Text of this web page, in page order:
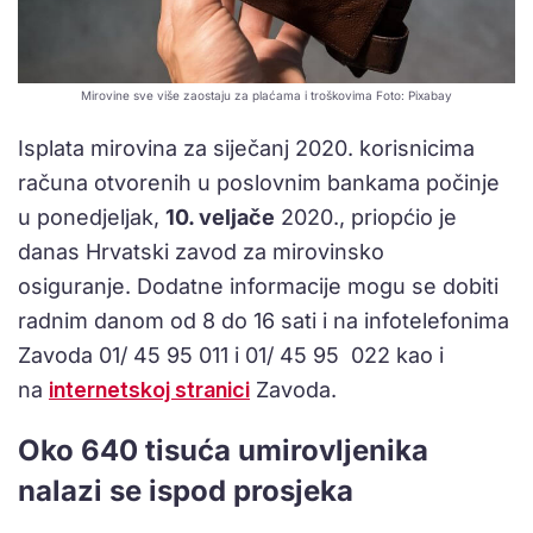
Mirovine sve više zaostaju za plaćama i troškovima Foto: Pixabay
Isplata mirovina za siječanj 2020. korisnicima
računa otvorenih u poslovnim bankama počinje
u ponedjeljak, 10. veljače 2020., priopćio je
danas Hrvatski zavod za mirovinsko
osiguranje. Dodatne informacije mogu se dobiti
radnim danom od 8 do 16 sati i na infotelefonima
Zavoda 01/ 45 95 011 i 01/ 45 95 022 kao i
na internetskoj stranici Zavoda.
Oko 640 tisuća umirovljenika
nalazi se ispod prosjeka